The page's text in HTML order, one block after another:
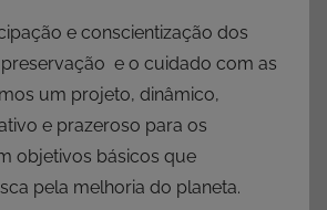
e conscientização dos
e o cuidado com as
um projeto, dinâmico,
e prazeroso para os
objetivos básicos que
pela melhoria do planeta.